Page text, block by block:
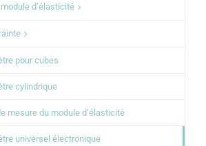
d’élasticité
pour cubes
cylindrique
mesure du module d’élasticité
universel électronique